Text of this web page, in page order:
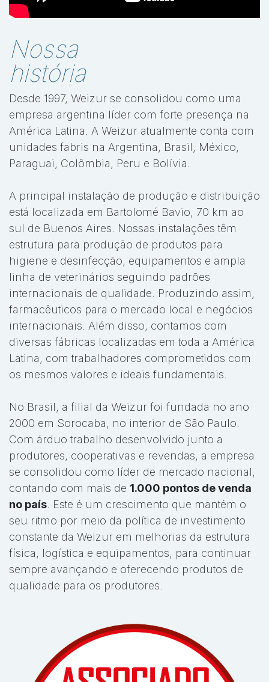
Nossa
história
Desde 1997, Weizur se consolidou como uma
empresa argentina líder com forte presença na
América Latina. A Weizur atualmente conta com
unidades fabris na Argentina, Brasil, México,
Paraguai, Colômbia, Peru e Bolívia.
A principal instalação de produção e distribuição
está localizada em Bartolomé Bavio, 70 km ao
sul de Buenos Aires. Nossas instalações têm
estrutura para produção de produtos para
higiene e desinfecção, equipamentos e ampla
linha de veterinários seguindo padrões
internacionais de qualidade. Produzindo assim,
farmacêuticos para o mercado local e negócios
internacionais. Além disso, contamos com
diversas fábricas localizadas em toda a América
Latina, com trabalhadores comprometidos com
os mesmos valores e ideais fundamentais.
No Brasil, a filial da Weizur foi fundada no ano
2000 em Sorocaba, no interior de São Paulo.
Com árduo trabalho desenvolvido junto a
produtores, cooperativas e revendas, a empresa
se consolidou como líder de mercado nacional,
contando com mais de 1.000 pontos de venda
no país . Este é um crescimento que mantém o
seu ritmo por meio da política de investimento
constante da Weizur em melhorias da estrutura
física, logística e equipamentos, para continuar
sempre avançando e oferecendo produtos de
qualidade para os produtores.